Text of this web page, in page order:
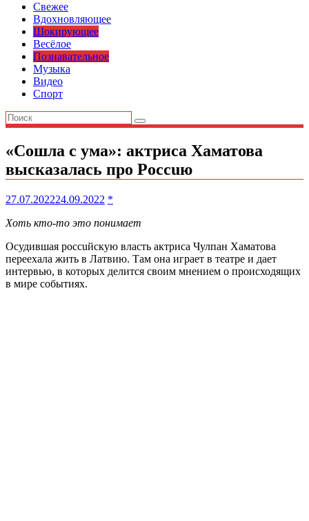
Свежее
Вдохновляющее
Шокирующее
Весёлое
Познавательное
Музыка
Видео
Спорт
«Сошла с yма»: актриса Хаматова
высказалась про Poccuю
27.07.202224.09.2022 *
Хоть кто-то это понимает
Осудившая poccuйскую власть актриса Чулпан Хаматова
переехала жить в Латвию. Там она играет в театре и дает
интервью, в которых делится своим мнением о происходящих
в мире событиях.